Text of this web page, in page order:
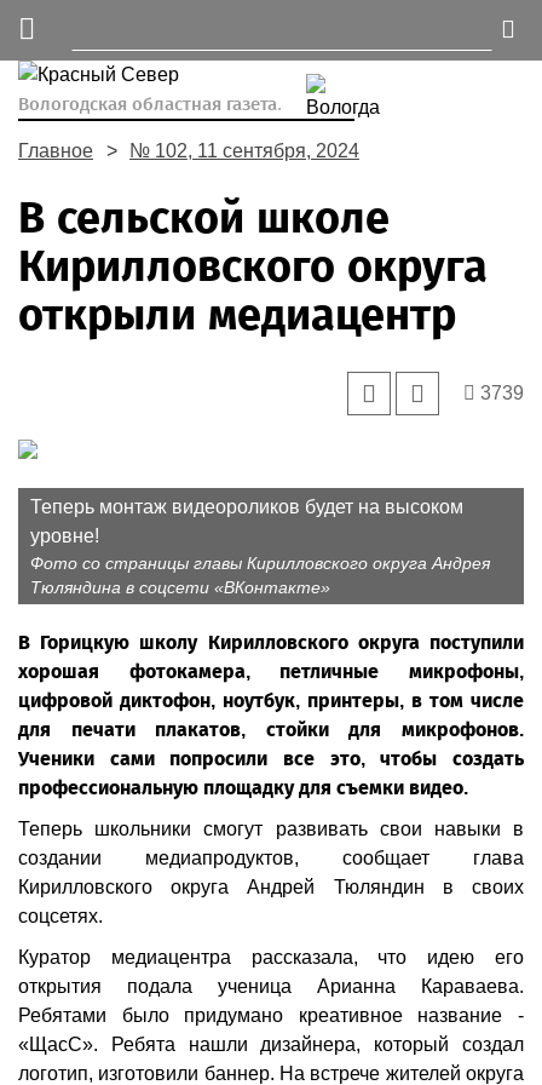
Вологодская областная газета.
Главное № 102, 11 сентября, 2024
В сельской школе
Кирилловского округа
открыли медиацентр
3739
Теперь монтаж видеороликов будет на высоком
уровне!
Фото со страницы главы Кирилловского округа Андрея
Тюляндина в соцсети «ВКонтакте»
В Горицкую школу Кирилловского округа поступили
хорошая фотокамера, петличные микрофоны,
цифровой диктофон, ноутбук, принтеры, в том числе
для печати плакатов, стойки для микрофонов.
Ученики сами попросили все это, чтобы создать
профессиональную площадку для съемки видео.
Теперь школьники смогут развивать свои навыки в
создании медиапродуктов, сообщает глава
Кирилловского округа Андрей Тюляндин в своих
соцсетях.
Куратор медиацентра рассказала, что идею его
открытия подала ученица Арианна Караваева.
Ребятами было придумано креативное название -
«ЩасС». Ребята нашли дизайнера, который создал
логотип, изготовили баннер. На встрече жителей округа